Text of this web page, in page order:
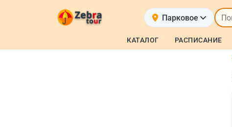
Парковое
КАТАЛОГ РАСПИСАНИЕ